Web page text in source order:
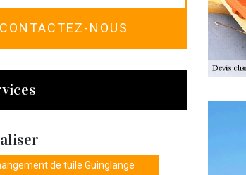
CONTACTEZ-NOUS
de tuile Guinglange